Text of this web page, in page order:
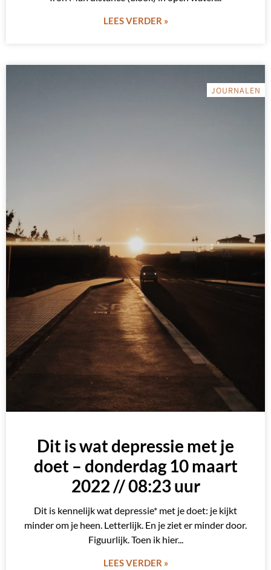
LEES VERDER »
JOURNALEN
Dit is wat depressie met je
doet – donderdag 10 maart
2022 // 08:23 uur
Dit is kennelijk wat depressie* met je doet: je kijkt
minder om je heen. Letterlijk. En je ziet er minder door.
Figuurlijk. Toen ik hier
LEES VERDER »